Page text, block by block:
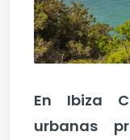
En Ibiza
urbanas